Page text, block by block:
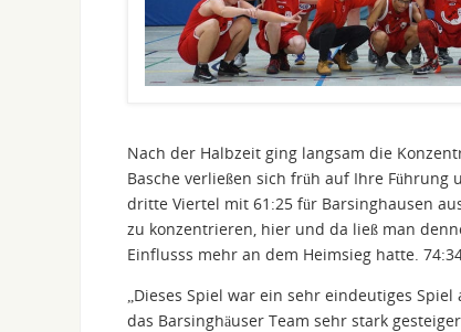
Nach der Halbzeit ging langsam die
Basche verließen sich früh auf Ihre
dritte Viertel mit 61:25 für Barsinghausen
zu konzentrieren, hier und da ließ man
Einflusss mehr an dem Heimsieg hatte.
„Dieses Spiel war ein sehr eindeutiges
das Barsinghäuser Team sehr stark